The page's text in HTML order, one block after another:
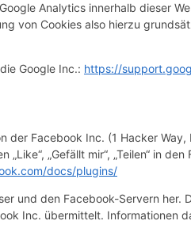
Analytics innerhalb dieser
von Cookies also hierzu
Google Inc.: https://
der Facebook Inc. (1 Hacker
„Gefällt mir“, „Teilen“ in
docs/plugins/
und den Facebook-Servern
Inc. übermittelt. Informationen